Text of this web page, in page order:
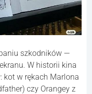
szkodników —
W historii kina
kot w rękach Marlona
czy Orangey z